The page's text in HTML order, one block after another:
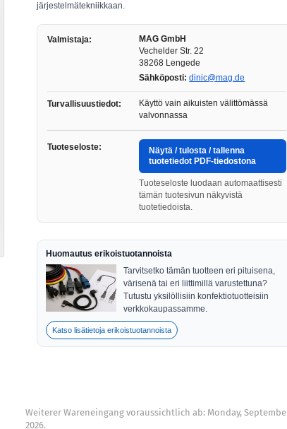
järjestelmätekniikkaan.
Valmistaja:
MAG GmbH
Vechelder Str. 22
38268 Lengede
Sähköposti: dinic@mag.de
Turvallisuustiedot:
Käyttö vain aikuisten välittömässä
valvonnassa
Tuoteseloste:
Näytä / tulosta / tallenna
tuotetiedot PDF-tiedostona
Tuoteseloste luodaan automaattisesti
tämän tuotesivun näkyvistä
tuotetiedoista.
Huomautus erikoistuotannoista
Tarvitsetko tämän tuotteen eri pituisena,
värisenä tai eri liittimillä varustettuna?
Tutustu yksilöllisiin konfektiotuotteisiin
verkkokaupassamme.
Katso lisätietoja erikoistuotannoista
Weiterer Wareneingang voraussichtlich ab: Monday,
2026.